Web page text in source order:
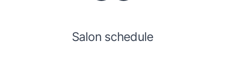
Salon schedule